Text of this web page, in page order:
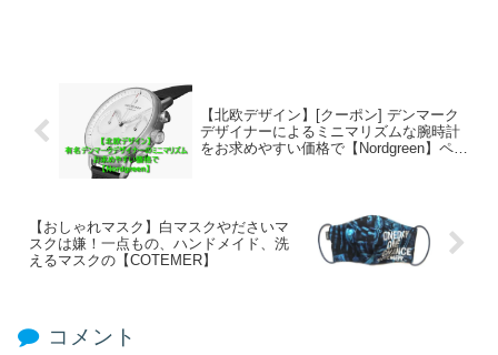
【北欧デザイン】[クーポン] デンマーク
デザイナーによるミニマリズムな腕時計
をお求めやすい価格で【Nordgreen】ペア
【おしゃれマスク】白マスクやださいマ
スクは嫌！一点もの、ハンドメイド、洗
えるマスクの【COTEMER】
コメント